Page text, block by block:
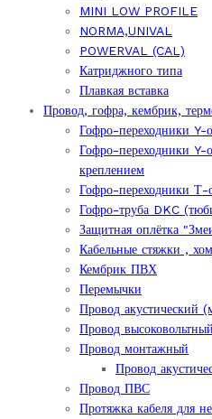
MINI LOW PROFILE
NORMA,UNIVAL
POWERVAL (CAL)
Катриджного типа
Плавкая вставка
Провод, гофра, кембрик,
Гофро-переходники Y-
Гофро-переходники
креплением
Гофро-переходники Т-
Гофро-труба DKC
Защитная оплётка
Кабельные стяжки ,
Кембрик ПВХ
Перемычки
Провод акустический
Провод
Провод монтажный
Провод
Провод ПВС
Протяжка кабеля для